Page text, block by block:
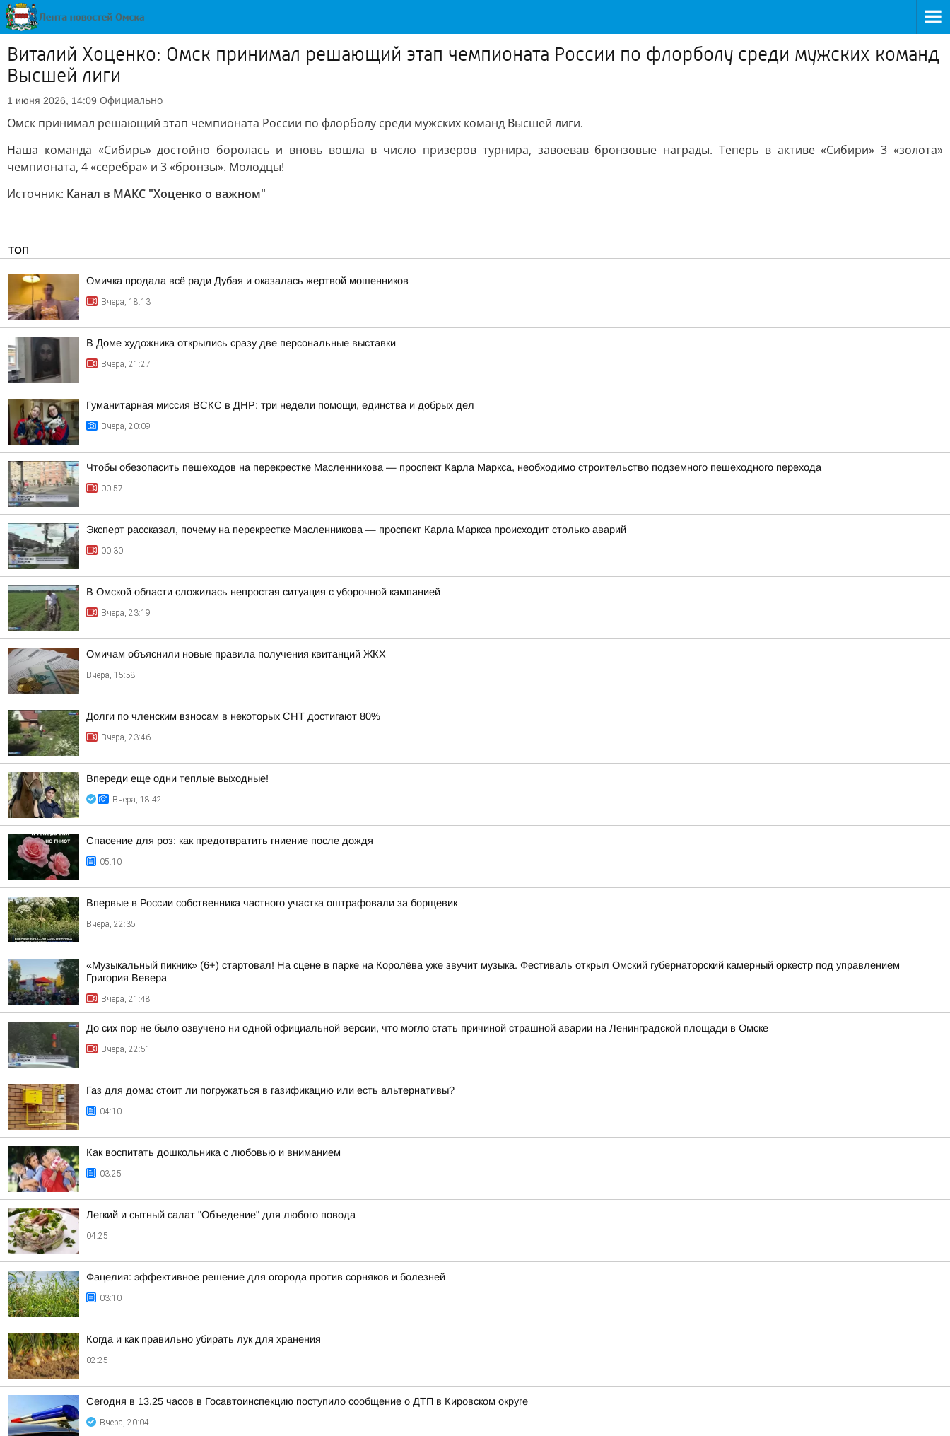
Виталий Хоценко: Омск принимал решающий этап чемпионата России по флорболу среди мужских команд
Высшей лиги
1 июня 2026, 14:09 Официально
Омск принимал решающий этап чемпионата России по флорболу среди мужских команд Высшей лиги.
Наша команда «Сибирь» достойно боролась и вновь вошла в число призеров турнира, завоевав бронзовые награды. Теперь в активе «Сибири» 3 «золота»
чемпионата, 4 «серебра» и 3 «бронзы». Молодцы!
Источник: Канал в МАКС "Хоценко о важном"
ТОП
Омичка продала всё ради Дубая и оказалась жертвой мошенников
Вчера, 18:13
В Доме художника открылись сразу две персональные выставки
Вчера, 21:27
Гуманитарная миссия ВСКС в ДНР: три недели помощи, единства и добрых дел
Вчера, 20:09
Чтобы обезопасить пешеходов на перекрестке Масленникова — проспект Карла Маркса, необходимо строительство подземного пешеходного перехода
00:57
Эксперт рассказал, почему на перекрестке Масленникова — проспект Карла Маркса происходит столько аварий
00:30
В Омской области сложилась непростая ситуация с уборочной кампанией
Вчера, 23:19
Омичам объяснили новые правила получения квитанций ЖКХ
Вчера, 15:58
Долги по членским взносам в некоторых СНТ достигают 80%
Вчера, 23:46
Впереди еще одни теплые выходные!
Вчера, 18:42
Спасение для роз: как предотвратить гниение после дождя
05:10
Впервые в России собственника частного участка оштрафовали за борщевик
Вчера, 22:35
«Музыкальный пикник» (6+) стартовал! На сцене в парке на Королёва уже звучит музыка. Фестиваль открыл Омский губернаторский камерный оркестр под управлением
Григория Вевера
Вчера, 21:48
До сих пор не было озвучено ни одной официальной версии, что могло стать причиной страшной аварии на Ленинградской площади в Омске
Вчера, 22:51
Газ для дома: стоит ли погружаться в газификацию или есть альтернативы?
04:10
Как воспитать дошкольника с любовью и вниманием
03:25
Легкий и сытный салат "Объедение" для любого повода
04:25
Фацелия: эффективное решение для огорода против сорняков и болезней
03:10
Когда и как правильно убирать лук для хранения
02:25
Сегодня в 13.25 часов в Госавтоинспекцию поступило сообщение о ДТП в Кировском округе
Вчера, 20:04